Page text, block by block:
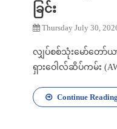
ခြင်း
Thursday July 30,
လျှပ်စစ်သုံးမော်တော်
ရှားဝေါလ်ဆိပ်ကမ်း
Continue Reading